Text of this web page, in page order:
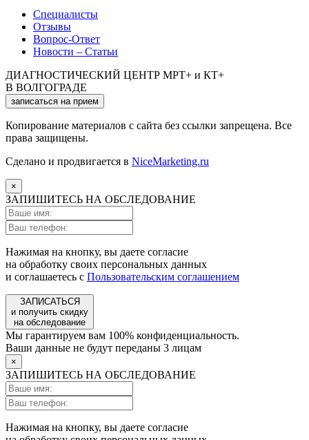
Специалисты
Отзывы
Вопрос-Ответ
Новости – Статьи
ДИАГНОСТИЧЕСКИЙ ЦЕНТР МРТ+ и КТ+
В ВОЛГОГРАДЕ
записаться на прием
Копирование материалов с сайта без ссылки запрещена. Все
права защищены.
Сделано и продвигается в NiceMarketing.ru
×
ЗАПИШИТЕСЬ НА ОБСЛЕДОВАНИЕ
Нажимая на кнопку, вы даете согласие
на обработку своих персональных данных
и соглашаетесь с Пользовательским соглашением
ЗАПИСАТЬСЯ
и получить скидку
на обследование
Мы гарантируем вам 100% конфиденциальность.
Ваши данные не будут переданы 3 лицам
×
ЗАПИШИТЕСЬ НА ОБСЛЕДОВАНИЕ
Нажимая на кнопку, вы даете согласие